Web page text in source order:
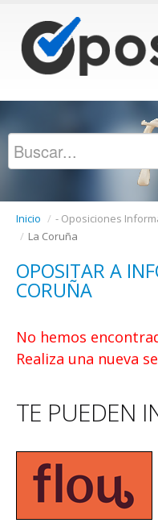
Inicio / - Oposiciones
/ La Coruña
OPOSITAR A
CORUÑA
No hemos
Realiza una nueva
TE PUEDEN